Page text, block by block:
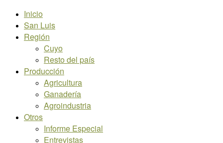
Inicio
San Luis
Región
Cuyo
Resto del país
Producción
Agricultura
Ganadería
Agroindustria
Otros
Informe Especial
Entrevistas